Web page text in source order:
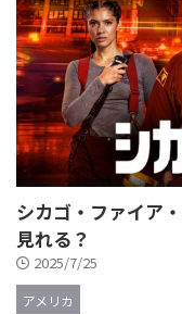
シカゴ・ファイア
見れる？
2025/7/25
アメリカ